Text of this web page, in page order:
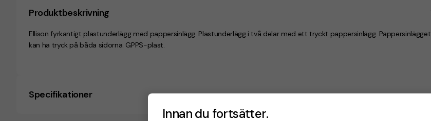
Innan du fortsätter.
Produktbeskrivning
Ellison fyrkantigt plastunderlägg med pappersinlägg. Plastunderlägg i två delar med ett tryckt pappersinlägg. Pappersinlägget
kan ha tryck på båda sidorna. GPPS-plast.
Specifikationer